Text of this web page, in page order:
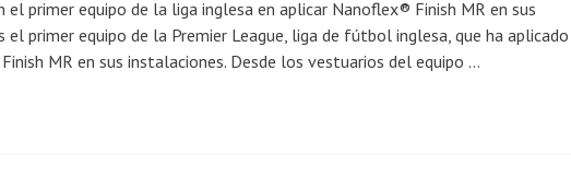
primer equipo de la liga inglesa en aplicar Nanoflex® Finish MR en sus
primer equipo de la Premier League, liga de fútbol inglesa, que ha aplicado
MR en sus instalaciones. Desde los vestuarios del equipo …